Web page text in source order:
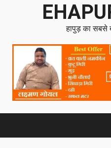
हापुड़ का सबसे